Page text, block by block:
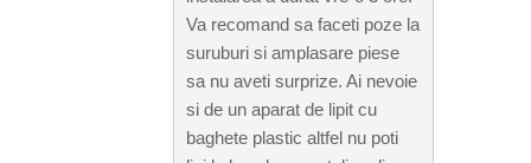
Va recomand sa faceti poze la
suruburi si amplasare piese
sa nu aveti surprize. Ai nevoie
si de un aparat de lipit cu
baghete plastic altfel nu poti